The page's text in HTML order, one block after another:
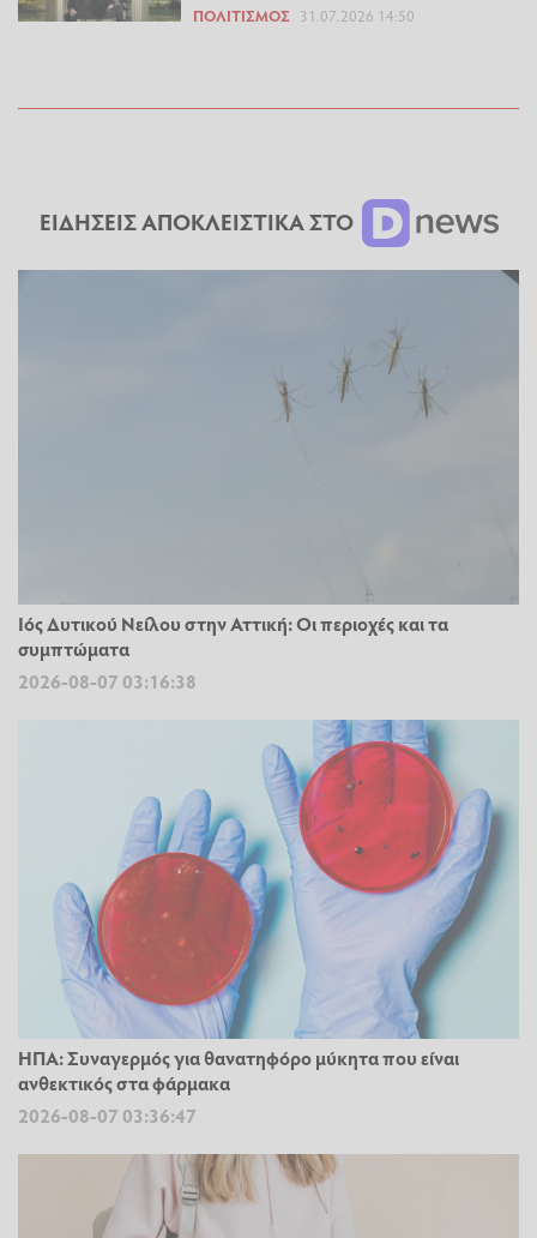
ΠΟΛΙΤΙΣΜΌΣ 31.07.2026 14:50
ΕΙΔΗΣΕΙΣ ΑΠΟΚΛΕΙΣΤΙΚΑ ΣΤΟ
Ιός Δυτικού Νείλου στην Αττική: Οι περιοχές και τα
συμπτώματα
2026-08-07 03:16:38
ΗΠΑ: Συναγερμός για θανατηφόρο μύκητα που είναι
ανθεκτικός στα φάρμακα
2026-08-07 03:36:47